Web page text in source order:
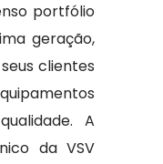
portfólio
geração,
clientes
A
da VSV